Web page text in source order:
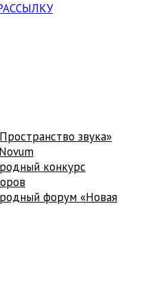
звука»
конкурс
форум «Новая